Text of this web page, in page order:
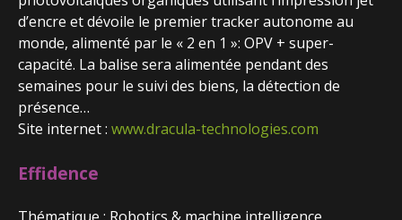
d’encre et dévoile le premier tracker autonome au
monde, alimenté par le « 2 en 1 »: OPV + super-
capacité. La balise sera alimentée pendant des
semaines pour le suivi des biens, la détection de
présence…
Site internet : www.dracula-technologies.com
Effidence